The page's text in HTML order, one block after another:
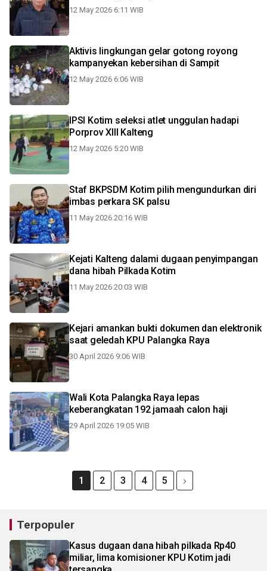
12 May 2026 6:11 WIB
Aktivis lingkungan gelar gotong royong
kampanyekan kebersihan di Sampit
12 May 2026 6:06 WIB
IPSI Kotim seleksi atlet unggulan hadapi
Porprov XIII Kalteng
12 May 2026 5:20 WIB
Staf BKPSDM Kotim pilih mengundurkan diri
imbas perkara SK palsu
11 May 2026 20:16 WIB
Kejati Kalteng dalami dugaan penyimpangan
dana hibah Pilkada Kotim
11 May 2026 20:03 WIB
Kejari amankan bukti dokumen dan elektronik
saat geledah KPU Palangka Raya
30 April 2026 9:06 WIB
Wali Kota Palangka Raya lepas
keberangkatan 192 jamaah calon haji
29 April 2026 19:05 WIB
1 2 3 4 5
Terpopuler
Kasus dugaan dana hibah pilkada Rp40
miliar, lima komisioner KPU Kotim jadi